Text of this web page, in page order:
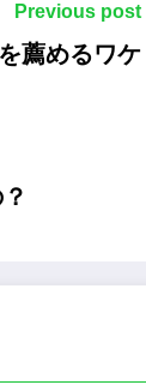
Previous post
薦めるワケ